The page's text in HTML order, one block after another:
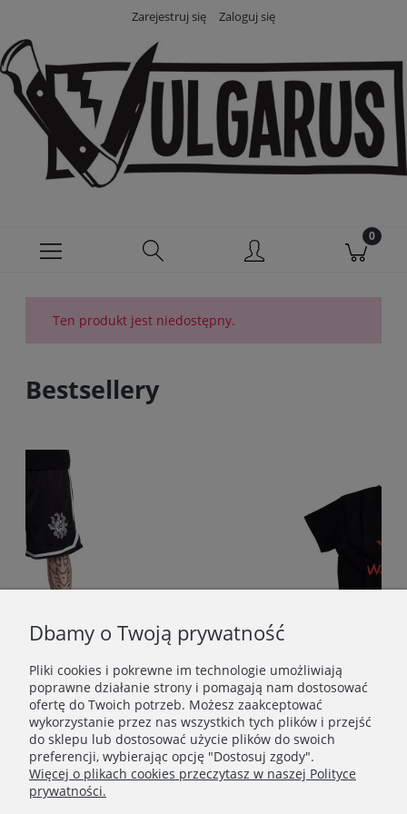
Zarejestruj się Zaloguj się
Ten produkt jest niedostępny.
Bestsellery
BRAINDEADFAMILIA - OŚMIORNICA SZORTY BASKETBALL CZARNE
DEMONOLOGIA - WITAMY W PIEKLE T-SHIRT
119,00 zł
Do koszyka
Dbamy o Twoją prywatność
Pliki cookies i pokrewne im technologie umożliwiają
poprawne działanie strony i pomagają nam dostosować
ofertę do Twoich potrzeb. Możesz zaakceptować
wykorzystanie przez nas wszystkich tych plików i przejść
do sklepu lub dostosować użycie plików do swoich
preferencji, wybierając opcję "Dostosuj zgody".
Więcej o plikach cookies przeczytasz w naszej Polityce
prywatności.